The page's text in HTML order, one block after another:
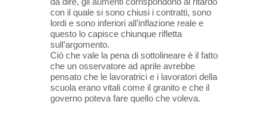
con il quale si sono chiusi i contratti, sono
lordi e sono inferiori all’inflazione reale e
questo lo capisce chiunque rifletta
sull’argomento.
Ciò che vale la pena di sottolineare è il fatto
che un osservatore ad aprile avrebbe
pensato che le lavoratrici e i lavoratori della
scuola erano vitali come il granito e che il
governo poteva fare quello che voleva.